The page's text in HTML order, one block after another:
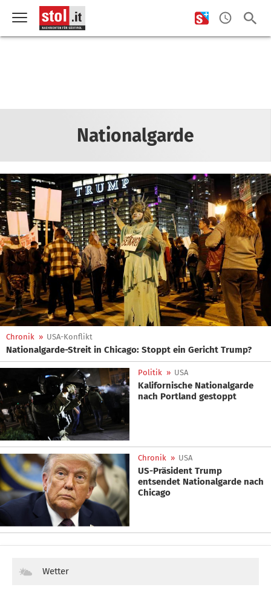
Nationalgarde
Chronik » USA-Konflikt
Nationalgarde-Streit in Chicago: Stoppt ein Gericht Trump?
Politik » USA
Kalifornische Nationalgarde
nach Portland gestoppt
Chronik » USA
US-Präsident Trump
entsendet Nationalgarde nach
Chicago
Wetter